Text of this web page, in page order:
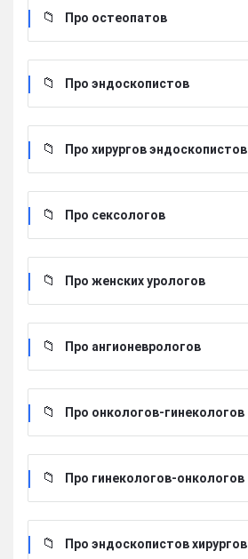
Про остеопатов
Про эндоскопистов
Про хирургов эндоскопистов
Про сексологов
Про женских урологов
Про ангионеврологов
Про онкологов-гинекологов
Про гинекологов-онкологов
Про эндоскопистов хирургов